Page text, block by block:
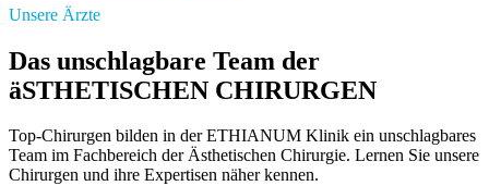
Unsere Ärzte
Das unschlagbare Team der
äSTHETISCHEN CHIRURGEN
Top-Chirurgen bilden in der ETHIANUM Klinik ein unschlagbares
Team im Fachbereich der Ästhetischen Chirurgie. Lernen Sie unsere
Chirurgen und ihre Expertisen näher kennen.